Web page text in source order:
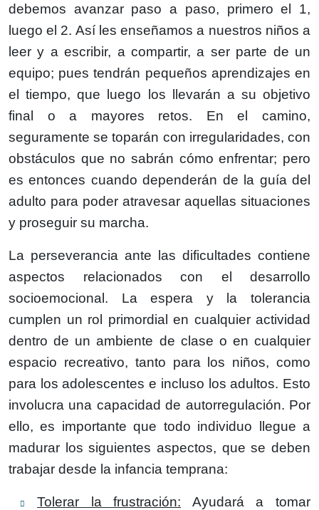
debemos avanzar paso a paso, primero el 1,
luego el 2. Así les enseñamos a nuestros niños a
leer y a escribir, a compartir, a ser parte de un
equipo; pues tendrán pequeños aprendizajes en
el tiempo, que luego los llevarán a su objetivo
final o a mayores retos. En el camino,
seguramente se toparán con irregularidades, con
obstáculos que no sabrán cómo enfrentar; pero
es entonces cuando dependerán de la guía del
adulto para poder atravesar aquellas situaciones
y proseguir su marcha.
La perseverancia ante las dificultades contiene
aspectos relacionados con el desarrollo
socioemocional. La espera y la tolerancia
cumplen un rol primordial en cualquier actividad
dentro de un ambiente de clase o en cualquier
espacio recreativo, tanto para los niños, como
para los adolescentes e incluso los adultos. Esto
involucra una capacidad de autorregulación. Por
ello, es importante que todo individuo llegue a
madurar los siguientes aspectos, que se deben
trabajar desde la infancia temprana:
Tolerar la frustración: Ayudará a tomar